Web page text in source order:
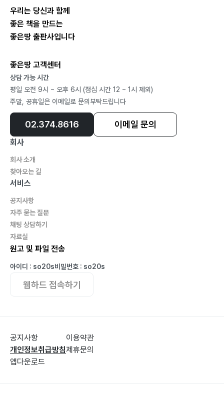
우리는 당신과 함께
좋은 책을 만드는
좋은땅 출판사입니다
좋은땅 고객센터
상담 가능 시간
평일 오전 9시 ~ 오후 6시 (점심 시간 12 ~ 1시 제외)
주말, 공휴일은 이메일로 문의부탁드립니다
02.374.8616 이메일 문의
회사
회사 소개
찾아오는 길
서비스
공지사항
자주 묻는 질문
채팅 상담하기
자료실
원고 및 파일 전송
아이디 : so20s비밀번호 : so20s
웹하드 접속하기
공지사항
개인정보취급방침
앱다운로드
이용약관
제휴문의